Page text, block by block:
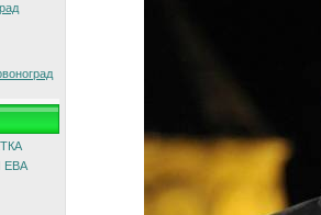
ЕВА